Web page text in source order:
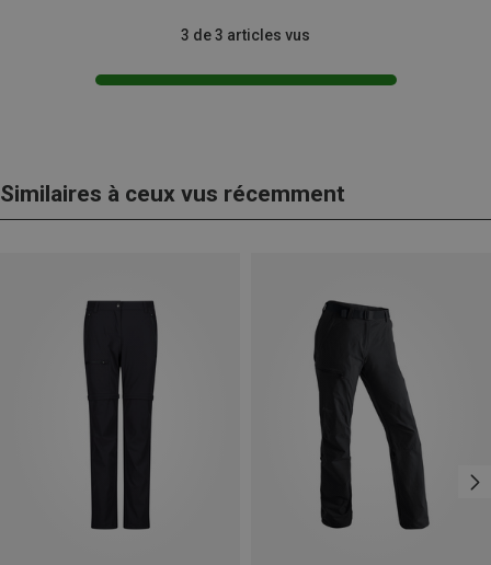
3 de 3 articles vus
Similaires à ceux vus récemment